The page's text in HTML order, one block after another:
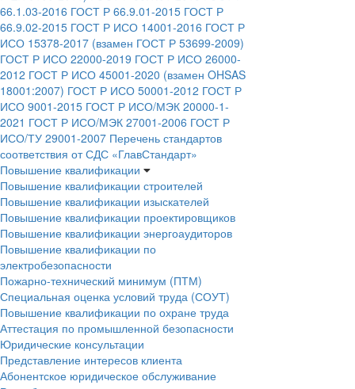
66.1.03-2016 ГОСТ Р 66.9.01-2015 ГОСТ Р
66.9.02-2015 ГОСТ Р ИСО 14001-2016 ГОСТ Р
ИСО 15378-2017 (взамен ГОСТ Р 53699-2009)
ГОСТ Р ИСО 22000-2019 ГОСТ Р ИСО 26000-
2012 ГОСТ Р ИСО 45001-2020 (взамен OHSAS
18001:2007) ГОСТ Р ИСО 50001-2012 ГОСТ Р
ИСО 9001-2015 ГОСТ Р ИСО/МЭК 20000-1-
2021 ГОСТ Р ИСО/МЭК 27001-2006 ГОСТ Р
ИСО/ТУ 29001-2007 Перечень стандартов
соответствия от СДС «ГлавСтандарт»
Повышение квалификации
Повышение квалификации строителей
Повышение квалификации изыскателей
Повышение квалификации проектировщиков
Повышение квалификации энергоаудиторов
Повышение квалификации по
электробезопасности
Пожарно-технический минимум (ПТМ)
Специальная оценка условий труда (СОУТ)
Повышение квалификации по охране труда
Аттестация по промышленной безопасности
Юридические консультации
Представление интересов клиента
Абонентское юридическое обслуживание